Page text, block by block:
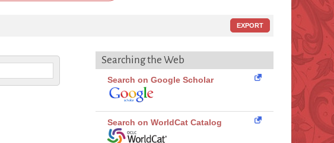
EXPORT
Searching the Web
Search on Google Scholar
Search on WorldCat Catalog